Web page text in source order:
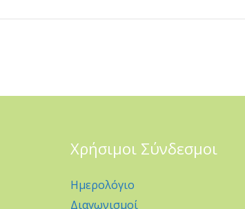
Χρήσιμοι Σύνδεσμοι
Ημερολόγιο
Διαγωνισμοί